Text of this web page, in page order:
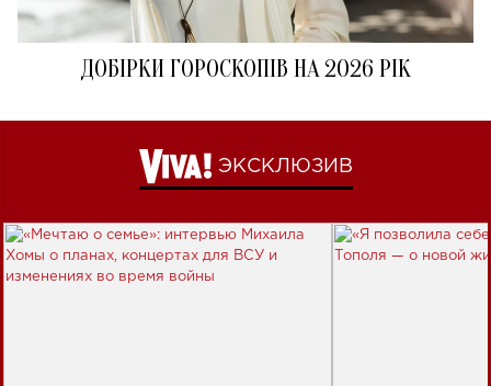
ДОБІРКИ ГОРОСКОПІВ НА 2026 РІК
ЭКСКЛЮЗИВ